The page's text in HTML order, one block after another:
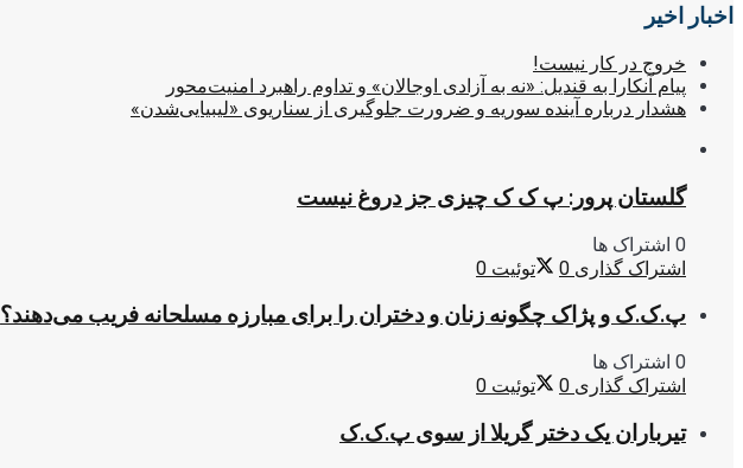
اخبار اخیر
خروج در کار نیست!
پیام آنکارا به قندیل: «نه به آزادی اوجالان» و تداوم راهبرد امنیت‌محور
هشدار درباره آینده سوریه و ضرورت جلوگیری از سناریوی «لیبیایی‌شدن»
گلستان پرور: پ ک ک چیزی جز دروغ نیست
0 اشتراک ها
اشتراک گذاری 0 توئیت 0
پ.ک.ک و پژاک چگونه زنان و دختران را برای مبارزه مسلحانه فریب می‌دهند؟
0 اشتراک ها
اشتراک گذاری 0 توئیت 0
تیرباران یک دختر گریلا از سوی پ.ک.ک